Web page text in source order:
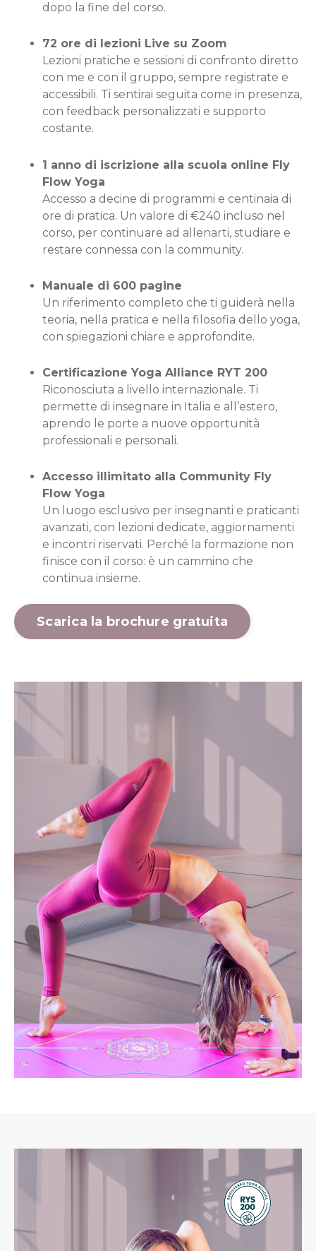
dopo la fine del corso.
72 ore di lezioni Live su Zoom
Lezioni pratiche e sessioni di confronto diretto
con me e con il gruppo, sempre registrate e
accessibili. Ti sentirai seguita come in presenza,
con feedback personalizzati e supporto
costante.
1 anno di iscrizione alla scuola online Fly
Flow Yoga
Accesso a decine di programmi e centinaia di
ore di pratica. Un valore di €240 incluso nel
corso, per continuare ad allenarti, studiare e
restare connessa con la community.
Manuale di 600 pagine
Un riferimento completo che ti guiderà nella
teoria, nella pratica e nella filosofia dello yoga,
con spiegazioni chiare e approfondite.
Certificazione Yoga Alliance RYT 200
Riconosciuta a livello internazionale. Ti
permette di insegnare in Italia e all’estero,
aprendo le porte a nuove opportunità
professionali e personali.
Accesso illimitato alla Community Fly
Flow Yoga
Un luogo esclusivo per insegnanti e praticanti
avanzati, con lezioni dedicate, aggiornamenti
e incontri riservati. Perché la formazione non
finisce con il corso: è un cammino che
continua insieme.
Scarica la brochure gratuita